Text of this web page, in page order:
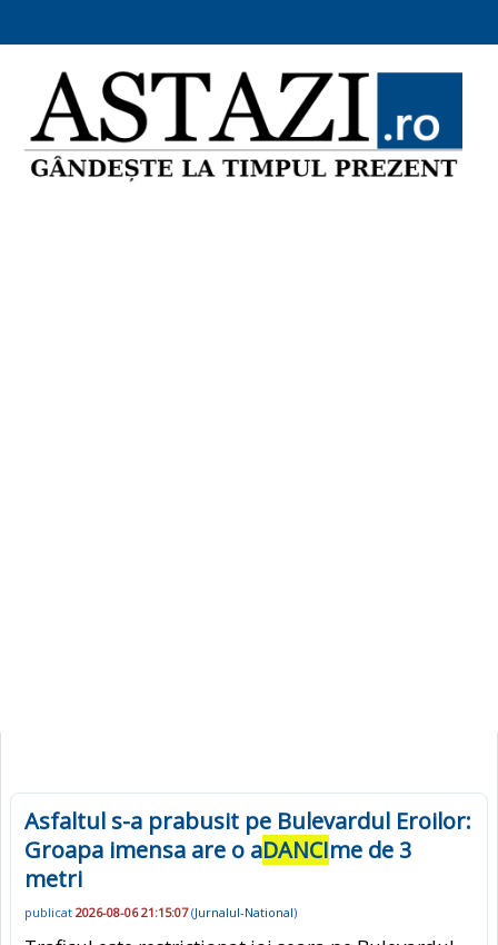
Asfaltul s-a prabusit pe Bulevardul Eroilor:
Groapa imensa are o aDANCIme de 3
metri
publicat 2026-08-06 21:15:07(Jurnalul-National)